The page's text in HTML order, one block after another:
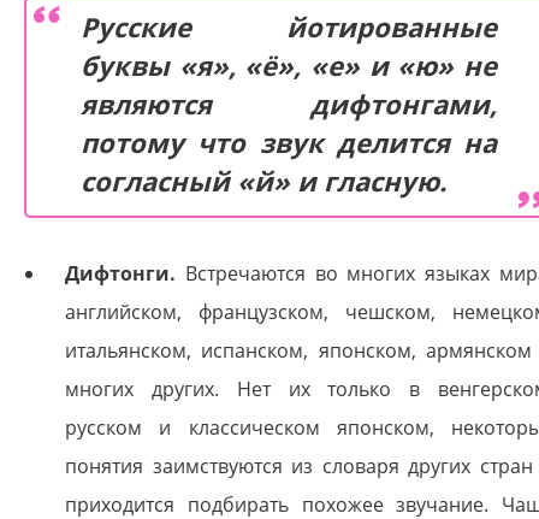
Русские йотированные
буквы «я», «ё», «е» и «ю» не
являются дифтонгами,
потому что звук делится на
согласный «й» и гласную.
Дифтонги. Встречаются во многих языках
английском, французском, чешском,
итальянском, испанском, японском,
многих других. Нет их только в
русском и классическом японском,
понятия заимствуются из словаря других
приходится подбирать похожее звучание.